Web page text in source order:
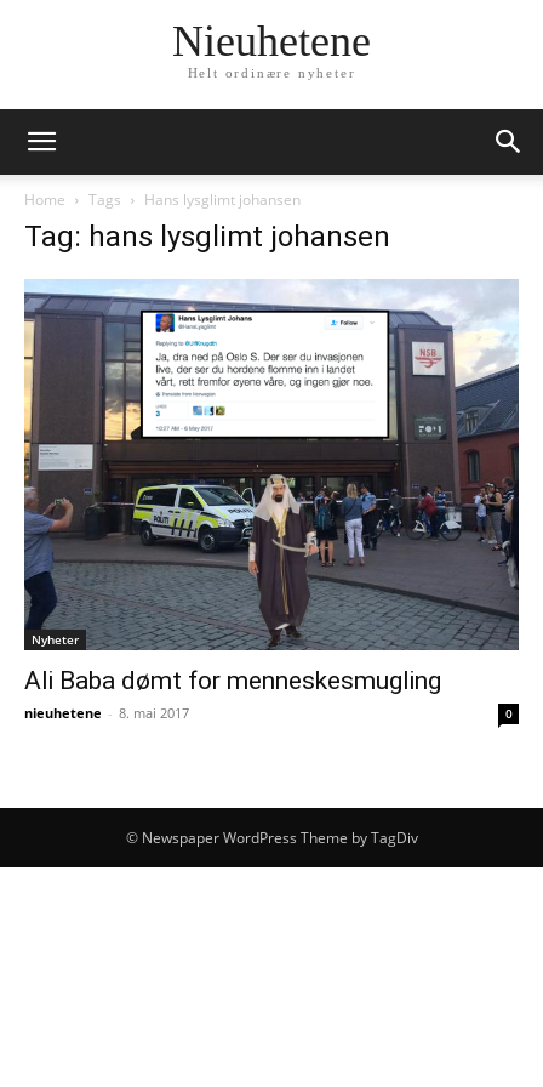
Nieuhetene
Helt ordinære nyheter
Home Tags Hans lysglimt johansen
Tag: hans lysglimt johansen
Nyheter
Ali Baba dømt for menneskesmugling
nieuhetene - 8. mai 2017 0
© Newspaper WordPress Theme by TagDiv